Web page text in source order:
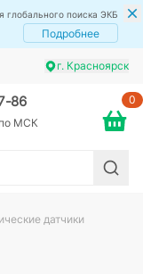
глобального поиска ЭКБ
Подробнее
г. Красноярск
86
МСК
0
датчики